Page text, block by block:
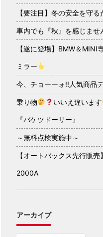
【要注目】冬の安全を守る
車内でも『秋』を感じませ
【遂に登場】BMW＆MINI
ミラー
今、チョーーォ!!人気商品
乗り物 いいえ違います
『バケツドーリー』
～無料点検実施中～
【オートバックス先行販
2000A
アーカイブ